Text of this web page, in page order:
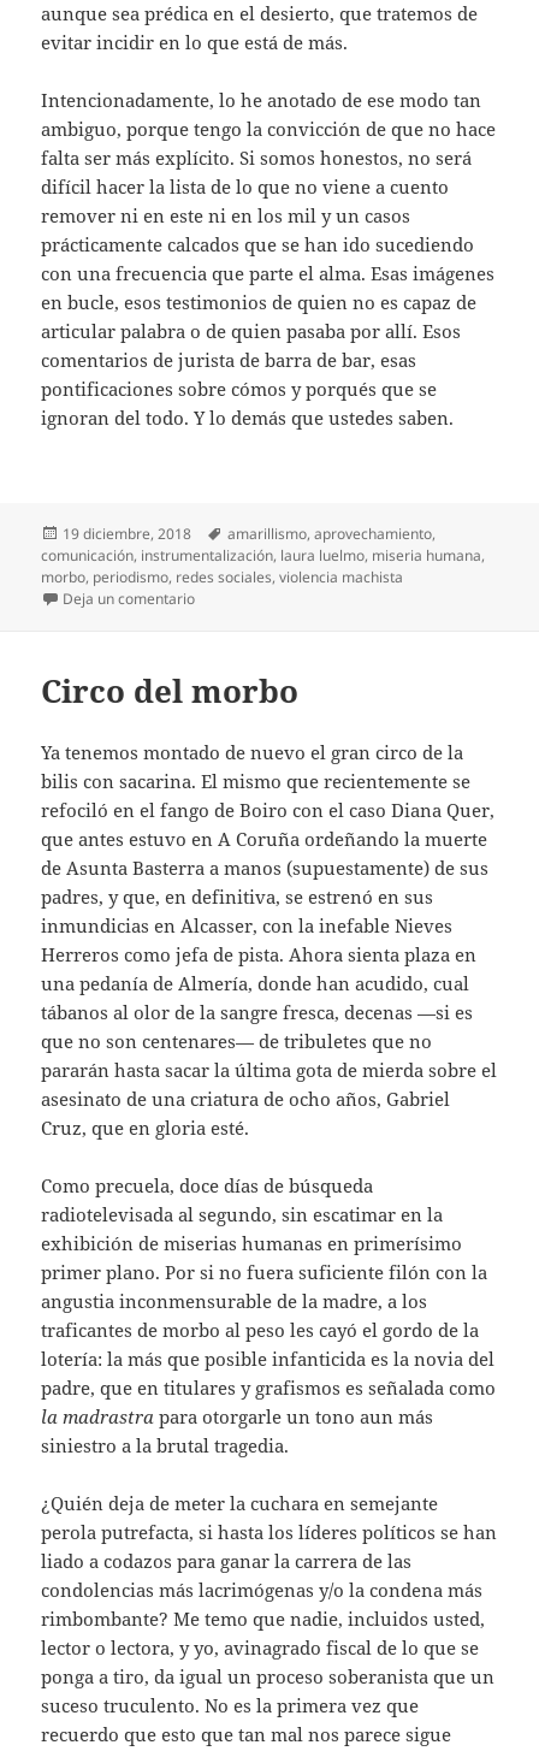
aunque sea prédica en el desierto, que tratemos de
evitar incidir en lo que está de más.
Intencionadamente, lo he anotado de ese modo tan
ambiguo, porque tengo la convicción de que no hace
falta ser más explícito. Si somos honestos, no será
difícil hacer la lista de lo que no viene a cuento
remover ni en este ni en los mil y un casos
prácticamente calcados que se han ido sucediendo
con una frecuencia que parte el alma. Esas imágenes
en bucle, esos testimonios de quien no es capaz de
articular palabra o de quien pasaba por allí. Esos
comentarios de jurista de barra de bar, esas
pontificaciones sobre cómos y porqués que se
ignoran del todo. Y lo demás que ustedes saben.
Publicado
el
19 diciembre, 2018 Etiquetas
amarillismo,aprovechamiento,
comunicación, instrumentalización, laura luelmo, miseria humana,
morbo, periodismo, redes sociales,violencia machista
Deja un comentarioen Huyamos del morbo
Circo del morbo
Ya tenemos montado de nuevo el gran circo de la
bilis con sacarina. El mismo que recientemente se
refociló en el fango de Boiro con el caso Diana Quer,
que antes estuvo en A Coruña ordeñando la muerte
de Asunta Basterra a manos (supuestamente) de sus
padres, y que, en definitiva, se estrenó en sus
inmundicias en Alcasser, con la inefable Nieves
Herreros como jefa de pista. Ahora sienta plaza en
una pedanía de Almería, donde han acudido, cual
tábanos al olor de la sangre fresca, decenas —si es
que no son centenares— de tribuletes que no
pararán hasta sacar la última gota de mierda sobre el
asesinato de una criatura de ocho años, Gabriel
Cruz, que en gloria esté.
Como precuela, doce días de búsqueda
radiotelevisada al segundo, sin escatimar en la
exhibición de miserias humanas en primerísimo
primer plano. Por si no fuera suficiente filón con la
angustia inconmensurable de la madre, a los
traficantes de morbo al peso les cayó el gordo de la
lotería: la más que posible infanticida es la novia del
padre, que en titulares y grafismos es señalada como
la madrastra para otorgarle un tono aun más
siniestro a la brutal tragedia.
¿Quién deja de meter la cuchara en semejante
perola putrefacta, si hasta los líderes políticos se han
liado a codazos para ganar la carrera de las
condolencias más lacrimógenas y/o la condena más
rimbombante? Me temo que nadie, incluidos usted,
lector o lectora, y yo, avinagrado fiscal de lo que se
ponga a tiro, da igual un proceso soberanista que un
suceso truculento. No es la primera vez que
recuerdo que esto que tan mal nos parece sigue